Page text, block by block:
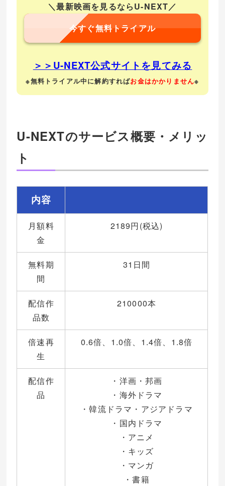
＼最新映画を見るならU-NEXT／
今すぐ無料トライアル
＞＞U-NEXT公式サイトを見てみる
※無料トライアル中に解約すればお金はかかりません※
U-NEXTのサービス概要・メリッ
ト
内容
月額料
金
2189円(税込)
無料期
間
31日間
配信作
品数
210000本
倍速再
生
0.6倍、1.0倍、1.4倍、1.8倍
配信作
品
・洋画・邦画
・海外ドラマ
・韓流ドラマ・アジアドラマ
・国内ドラマ
・アニメ
・キッズ
・マンガ
・書籍